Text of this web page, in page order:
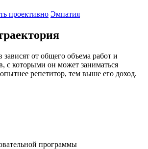
проективно Эмпатия
от общего объема работ и
с которыми он может заниматься
репетитор, тем выше его доход.
программы